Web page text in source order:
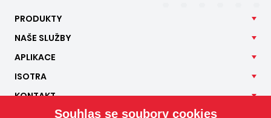
PRODUKTY
NAŠE SLUŽBY
APLIKACE
ISOTRA
KONTAKT
Souhlas se soubory cookies